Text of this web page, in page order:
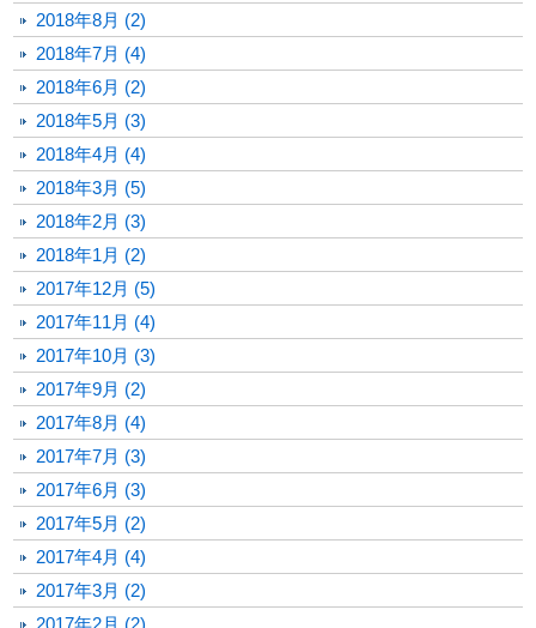
2018年8月 (2)
2018年7月 (4)
2018年6月 (2)
2018年5月 (3)
2018年4月 (4)
2018年3月 (5)
2018年2月 (3)
2018年1月 (2)
2017年12月 (5)
2017年11月 (4)
2017年10月 (3)
2017年9月 (2)
2017年8月 (4)
2017年7月 (3)
2017年6月 (3)
2017年5月 (2)
2017年4月 (4)
2017年3月 (2)
2017年2月 (2)